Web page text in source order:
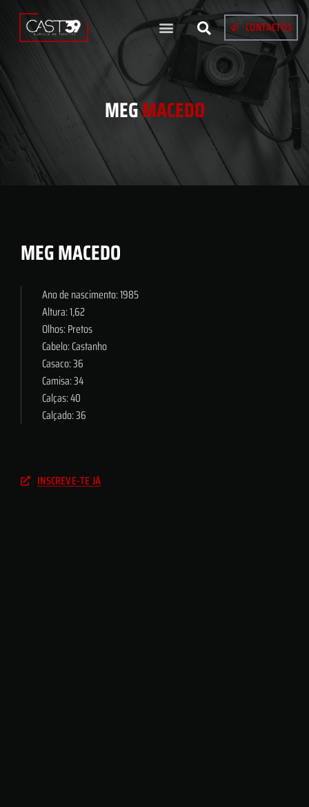
CONTACTOS
MEGMACEDO
MEG MACEDO
Ano de nascimento: 1985
Altura: 1,62
Olhos: Pretos
Cabelo: Castanho
Casaco: 36
Camisa: 34
Calças: 40
Calçado: 36
INSCREVE-TE JÁ